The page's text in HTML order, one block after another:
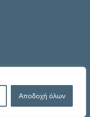
Αποδοχή όλων